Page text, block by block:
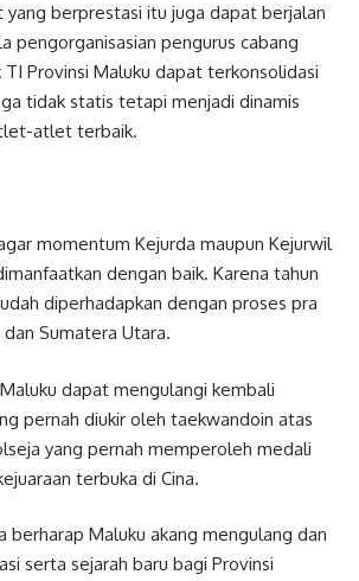
berprestasi itu juga dapat berjalan
pengorganisasian pengurus cabang
Provinsi Maluku dapat terkonsolidasi
tidak statis tetapi menjadi dinamis
atlet terbaik.
momentum Kejurda maupun Kejurwil
dengan baik. Karena tahun
diperhadapkan dengan proses pra
dan Sumatera Utara.
dapat mengulangi kembali
pernah diukir oleh taekwandoin atas
yang pernah memperoleh medali
terbuka di Cina.
berharap Maluku akang mengulang dan
serta sejarah baru bagi Provinsi